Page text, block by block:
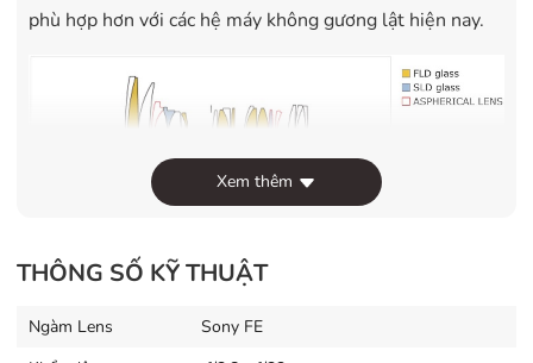
phù hợp hơn với các hệ máy không gương lật hiện nay.
thấu kính chia làm 15 nhóm, trong đó bao gồm 6 thấu
biệt SLD và 3 thành phần thấu kính phi cầu. Ống kính có
Xem thêm
THÔNG SỐ KỸ THUẬT
Ngàm Lens
Sony FE